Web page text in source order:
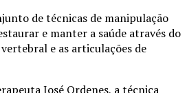
de técnicas de manipulação
e manter a saúde através do
e as articulações de
José Ordenes, a técnica